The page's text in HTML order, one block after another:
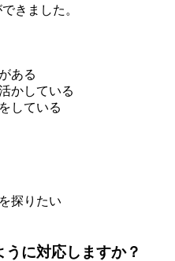
きました。
ある
かしている
している
探りたい
に対応しますか？